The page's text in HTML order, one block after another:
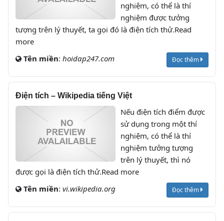
nghiệm, có thể là thí
nghiệm được tưởng
tượng trên lý thuyết, ta gọi đó là điện tích thử.Read
more
Tên miền: hoidap247.com Đọc thêm
Điện tích – Wikipedia tiếng Việt
Nếu điện tích điểm được
sử dụng trong một thí
nghiệm, có thể là thí
nghiệm tưởng tượng
trên lý thuyết, thì nó
được gọi là điện tích thử.Read more
Tên miền: vi.wikipedia.org Đọc thêm